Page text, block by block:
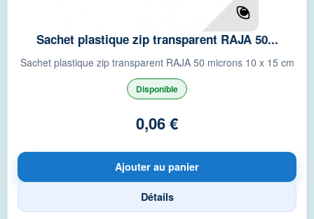
Sachet plastique zip transparent RAJA 50...
Sachet plastique zip transparent RAJA 50 microns 10 x 15 cm
Disponible
0,06 €
Ajouter au panier
Détails